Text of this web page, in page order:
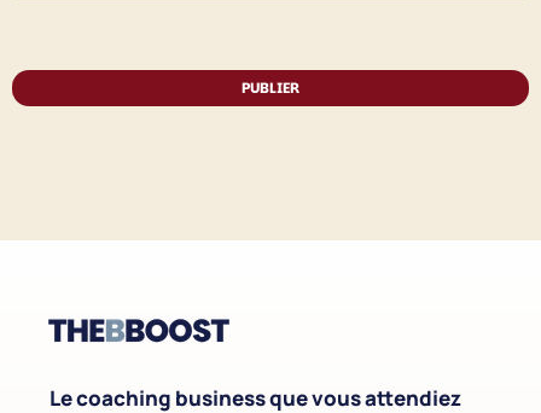
PUBLIER
Le coaching business que vous attendiez